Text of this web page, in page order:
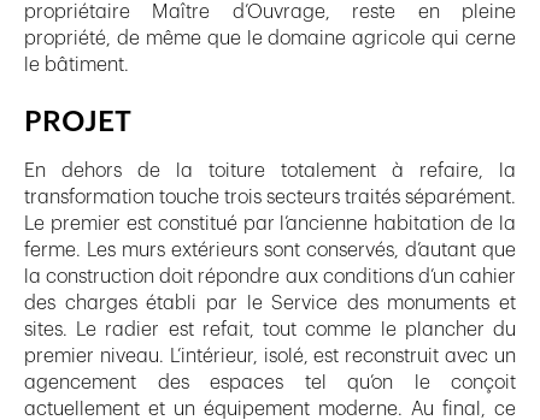
propriétaire Maître d’Ouvrage, reste en pleine
propriété, de même que le domaine agricole qui cerne
le bâtiment.
PROJET
En dehors de la toiture totalement à refaire, la
transformation touche trois secteurs traités séparément.
Le premier est constitué par l’ancienne habitation de la
ferme. Les murs extérieurs sont conservés, d’autant que
la construction doit répondre aux conditions d’un cahier
des charges établi par le Service des monuments et
sites. Le radier est refait, tout comme le plancher du
premier niveau. L’intérieur, isolé, est reconstruit avec un
agencement des espaces tel qu’on le conçoit
actuellement et un équipement moderne. Au final, ce